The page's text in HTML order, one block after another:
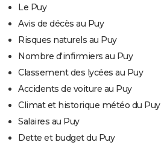
Le Puy
Avis de décès au Puy
Risques naturels au Puy
Nombre d'infirmiers au Puy
Classement des lycées au Puy
Accidents de voiture au Puy
Climat et historique météo du Puy
Salaires au Puy
Dette et budget du Puy